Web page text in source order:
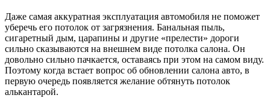
Даже самая аккуратная эксплуатация автомобиля не поможет
уберечь его потолок от загрязнения. Банальная пыль,
сигаретный дым, царапины и другие «прелести» дороги
сильно сказываются на внешнем виде потолка салона. Он
довольно сильно пачкается, оставаясь при этом на самом виду.
Поэтому когда встает вопрос об обновлении салона авто, в
первую очередь появляется желание обтянуть потолок
алькантарой.